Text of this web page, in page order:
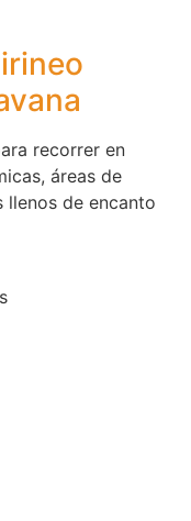
recorrer en
áreas de
llenos de encanto